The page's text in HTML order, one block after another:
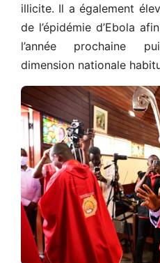
illicite. Il a également
de l’épidémie d’Ebola
l’année prochaine
dimension nationale